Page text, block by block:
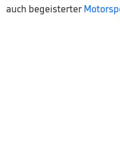
auch begeisterter